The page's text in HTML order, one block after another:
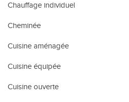
Chauffage individuel
Cheminée
Cuisine aménagée
Cuisine équipée
Cuisine ouverte